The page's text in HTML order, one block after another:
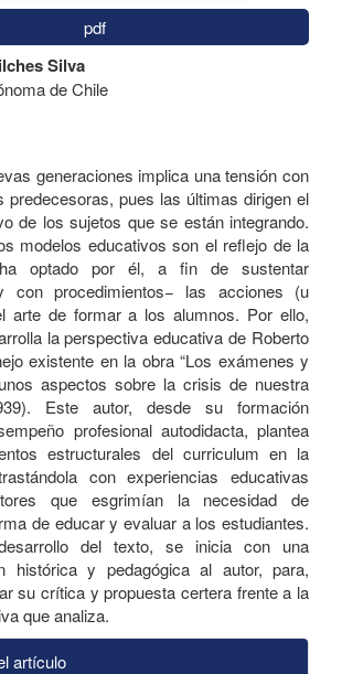
pdf
Silva
de Chile
generaciones implica una tensión con
predecesoras, pues las últimas dirigen el
de los sujetos que se están integrando.
modelos educativos son el reflejo de la
optado por él, a fin de sustentar
con procedimientos− las acciones (u
arte de formar a los alumnos. Por ello,
la perspectiva educativa de Roberto
existente en la obra “Los exámenes y
aspectos sobre la crisis de nuestra
Este autor, desde su formación
profesional autodidacta, plantea
estructurales del curriculum en la
con experiencias educativas
que esgrimían la necesidad de
de educar y evaluar a los estudiantes.
del texto, se inicia con una
histórica y pedagógica al autor, para,
su crítica y propuesta certera frente a la
que analiza.
artículo